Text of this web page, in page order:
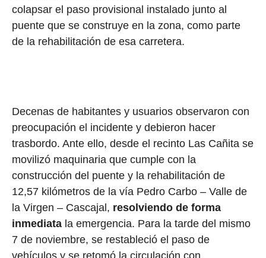
colapsar el paso provisional instalado junto al
puente que se construye en la zona, como parte
de la rehabilitación de esa carretera.
Decenas de habitantes y usuarios observaron con
preocupación el incidente y debieron hacer
trasbordo. Ante ello, desde el recinto Las Cañita se
movilizó maquinaria que cumple con la
construcción del puente y la rehabilitación de
12,57 kilómetros de la vía Pedro Carbo – Valle de
la Virgen – Cascajal, resolviendo de forma
inmediata la emergencia. Para la tarde del mismo
7 de noviembre, se restableció el paso de
vehículos y se retomó la circulación con